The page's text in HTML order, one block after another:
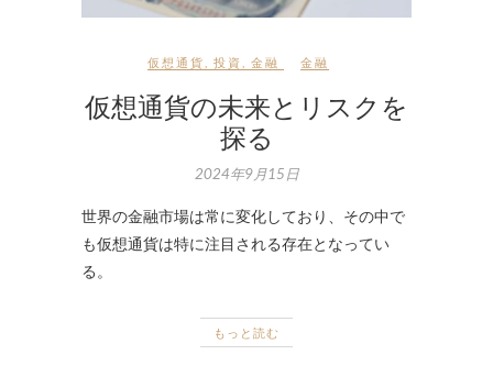
仮想通貨 投資 金融 金融
仮想通貨の未来とリスクを
探る
2024年9月15日
世界の金融市場は常に変化しており、その中で
も仮想通貨は特に注目される存在となってい
る。
もっと読む